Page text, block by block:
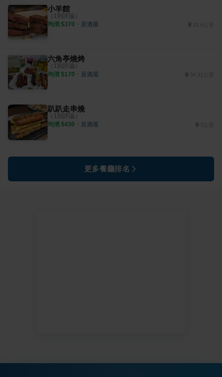
小羊館
（ 1則評論）
均消 $370 ・ 居酒屋
六角亭燒烤
（ 1則評論）
均消 $170 ・ 居酒屋 34.31公里
趴趴走串燒
（ 1則評論）
均消 $430 ・ 居酒屋
更多餐廳排名